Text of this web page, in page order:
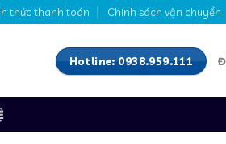
thức thanh toán Chính sách vận chuyển
Hotline: 0938.959.111